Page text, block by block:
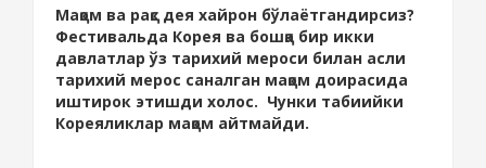
Мақом ва рақс дея хайрон бўлаётгандирсиз?
Фестивальда Корея ва бошқа бир икки
давлатлар ўз тарихий мероси билан асли
тарихий мерос саналган мақом доирасида
иштирок этишди холос. Чунки табиийки
Кореяликлар мақом айтмайди.